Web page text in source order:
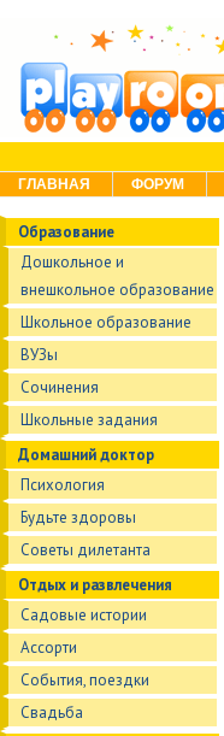
Menu
Skip to content
ГЛАВНАЯ ФОРУМ
Образование
Дошкольное и
внешкольное образование
Школьное образование
ВУЗы
Сочинения
Школьные задания
Домашний доктор
Психология
Будьте здоровы
Советы дилетанта
Отдых и развлечения
Садовые истории
Ассорти
События, поездки
Свадьба